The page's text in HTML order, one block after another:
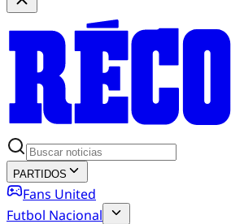
PARTIDOS
Fans United
Futbol Nacional